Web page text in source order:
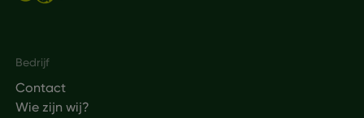
Footer
Bedrijf
Contact
Wie zijn wij?